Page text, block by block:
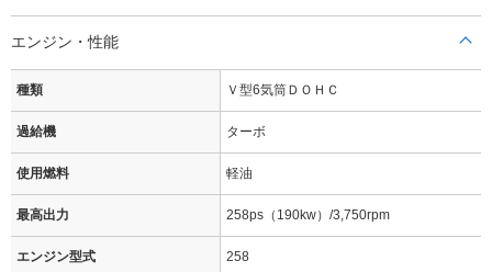
エンジン・性能
種類 Ｖ型6気筒ＤＯＨＣ
過給機 ターボ
使用燃料 軽油
最高出力 258ps（190kw）/3,750rpm
エンジン型式 258